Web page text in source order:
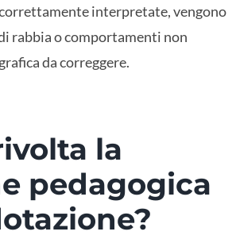
interpretate, vengono
rabbia o comportamenti non
da correggere.
la
pedagogica